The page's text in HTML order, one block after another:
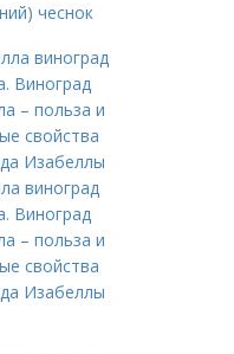
чеснок
виноград
Виноград
– польза и
свойства
Изабеллы